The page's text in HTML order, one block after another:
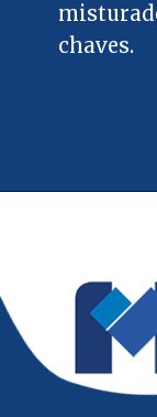
chaves.